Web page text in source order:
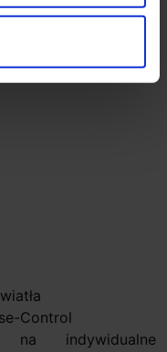
Control
na indywidualne